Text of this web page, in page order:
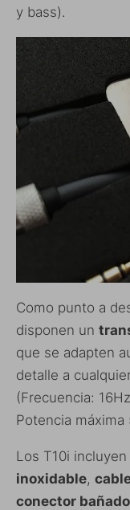
y bass).
Como punto a
disponen un
que se adapten
detalle a
(Frecuencia:
Potencia máxima
Los T10i incluyen
inoxidable,
conector